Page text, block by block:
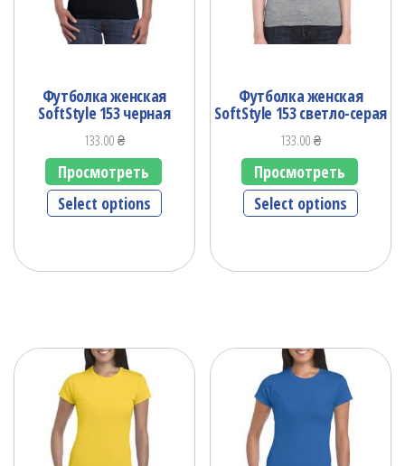
Футболка женская
SoftStyle 153 черная
133.00₴
Просмотреть
Select options
Футболка женская
SoftStyle 153 светло-серая
133.00₴
Просмотреть
Select options